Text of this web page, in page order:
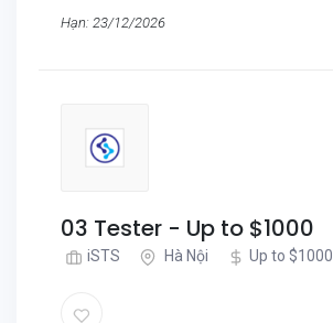
Hạn: 23/12/2026
03 Tester - Up to $1000
iSTS Hà Nội Up to $1000